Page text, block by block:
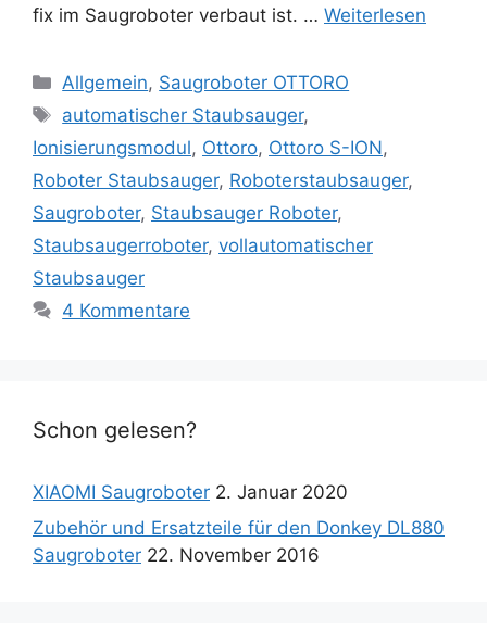
fix im Saugroboter verbaut ist. … Weiterlesen
Kategorien
Allgemein, Saugroboter OTTORO
Schlagwörter
automatischer Staubsauger,
Ionisierungsmodul, Ottoro, Ottoro S-ION,
Roboter Staubsauger, Roboterstaubsauger,
Saugroboter, Staubsauger Roboter,
Staubsaugerroboter, vollautomatischer
Staubsauger
4 Kommentare
Schon gelesen?
XIAOMI Saugroboter 2. Januar 2020
Zubehör und Ersatzteile für den Donkey DL880
Saugroboter 22. November 2016